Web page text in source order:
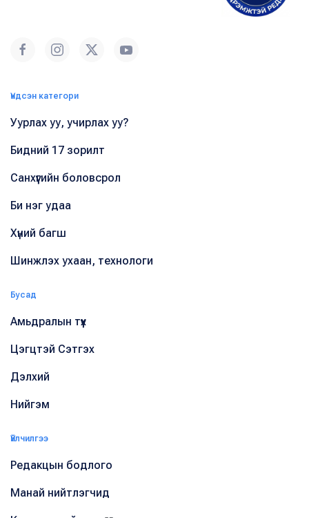
Үндсэн категори
Уурлах уу, учирлах уу?
Бидний 17 зорилт
Санхүүгийн боловсрол
Би нэг удаа
Хүний багш
Шинжлэх ухаан, технологи
Бусад
Амьдралын түүх
Цэгцтэй Сэтгэх
Дэлхий
Нийгэм
Үйлчилгээ
Редакцын бодлого
Манай нийтлэгчид